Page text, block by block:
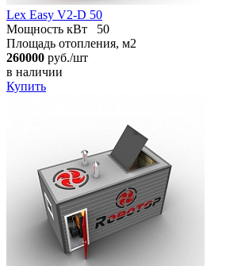
Lex Easy V2-D 50
Мощность кВт
50
Площадь отопления, м2
260000 руб./шт
в наличии
Купить